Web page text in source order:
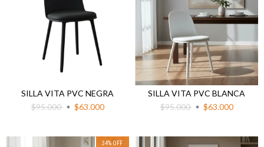
SILLA VITA PVC NEGRA
$95.000
$63.000
SILLA VITA PVC BLANCA
$95.000
$63.000
34% OFF